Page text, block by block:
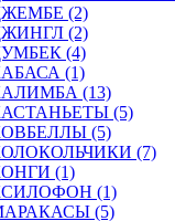
(2)
(2)
(4)
(1)
(13)
(5)
(5)
(7)
(1)
(1)
(5)